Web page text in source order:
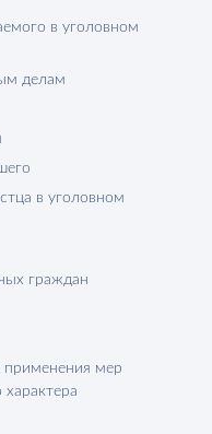
в уголовном
делам
в уголовном
граждан
применения мер